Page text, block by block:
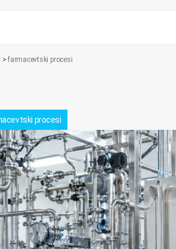
> farmacevtski procesi
procesi